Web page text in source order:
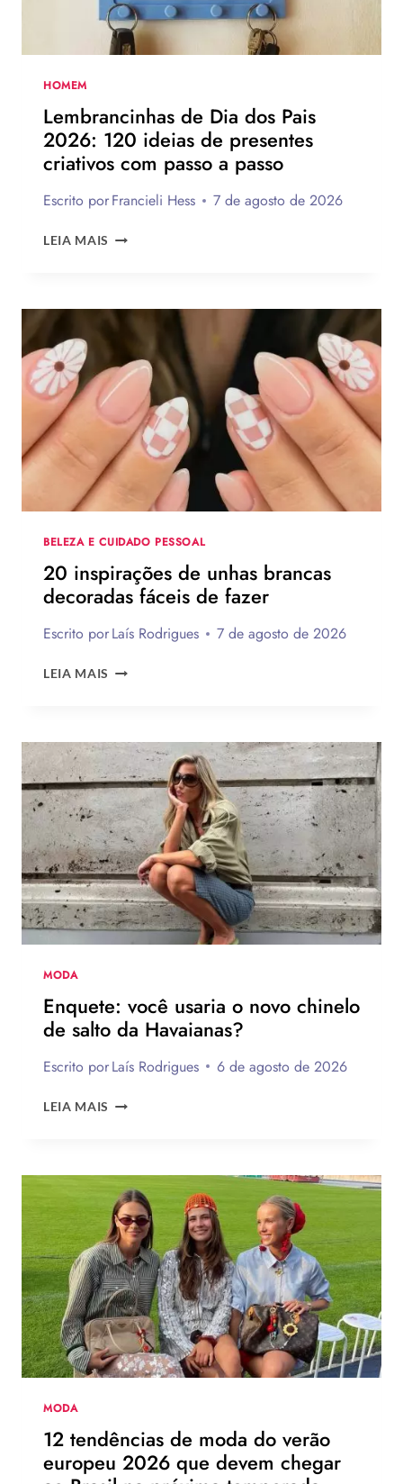
INSPIRAR
A
MONTAR
PRESENTEAR
OU
VENDER!
HOMEM
Lembrancinhas de Dia dos Pais
2026: 120 ideias de presentes
criativos com passo a passo
Escrito porFrancieli Hess 7 de agosto de 2026
LEIA MAIS LEMBRANCINHAS
PAIS
2026:
IDEIAS
DE
PRESENTES
CRIATIVOS
COM
PASSO
A
BELEZA E CUIDADO PESSOAL
20 inspirações de unhas brancas
decoradas fáceis de fazer
Escrito porLaís Rodrigues 7 de agosto de 2026
LEIA MAIS
BRANCAS
DECORADAS
FÁCEIS
DE
FAZER
MODA
Enquete: você usaria o novo chinelo
de salto da Havaianas?
Escrito porLaís Rodrigues 6 de agosto de 2026
LEIA MAIS ENQUETE:
NOVO
CHINELO
DE
SALTO
DA
HAVAIANAS?
MODA
12 tendências de moda do verão
europeu 2026 que devem chegar